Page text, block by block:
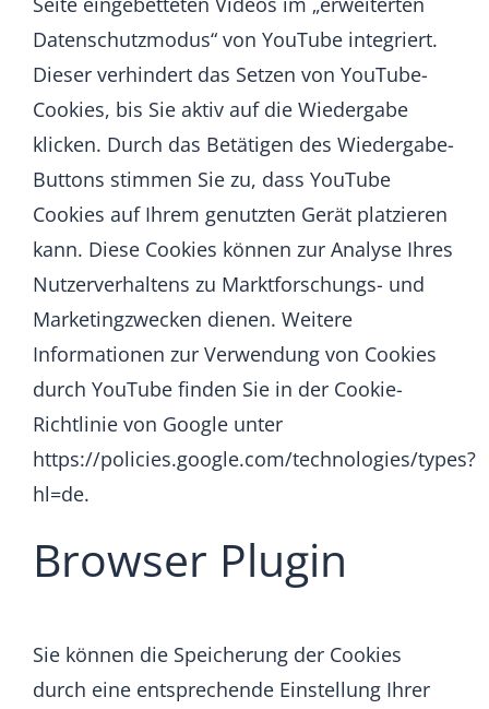
Datenschutzmodus“ von YouTube integriert.
Dieser verhindert das Setzen von YouTube-
Cookies, bis Sie aktiv auf die Wiedergabe
klicken. Durch das Betätigen des Wiedergabe-
Buttons stimmen Sie zu, dass YouTube
Cookies auf Ihrem genutzten Gerät platzieren
kann. Diese Cookies können zur Analyse Ihres
Nutzerverhaltens zu Marktforschungs- und
Marketingzwecken dienen. Weitere
Informationen zur Verwendung von Cookies
durch YouTube finden Sie in der Cookie-
Richtlinie von Google unter
https://policies.google.com/technologies/types?
hl=de.
Browser Plugin
Sie können die Speicherung der Cookies
durch eine entsprechende Einstellung Ihrer